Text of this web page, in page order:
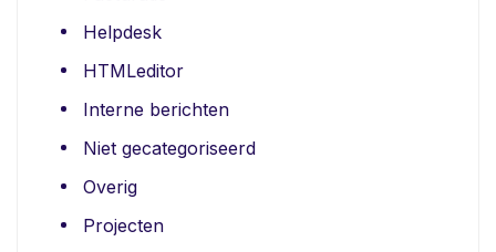
Helpdesk
HTMLeditor
Interne berichten
Niet gecategoriseerd
Overig
Projecten